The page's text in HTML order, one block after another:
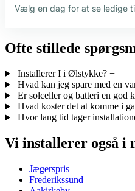
Ofte stillede
Installerer I i Ølstykke? +
Hvad kan jeg spare med en
Er solceller og batteri en god
Hvad koster det at komme i
Hvor lang tid tager
Vi installerer også i
Jægerspris
Frederikssund